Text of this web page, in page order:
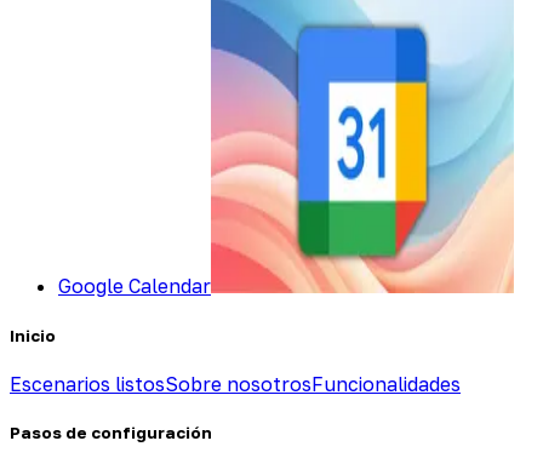
Google Calendar
Inicio
Escenarios listosSobre nosotrosFuncionalidades
Pasos de configuración